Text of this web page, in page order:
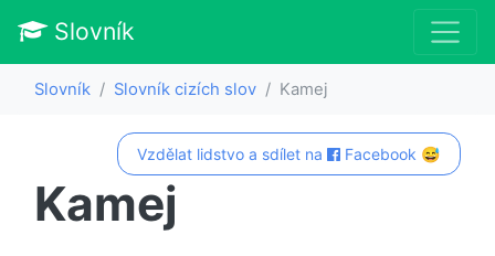
Slovník
Slovník Slovník cizích slov Kamej
Vzdělat lidstvo a sdílet na Facebook 😅
Kamej